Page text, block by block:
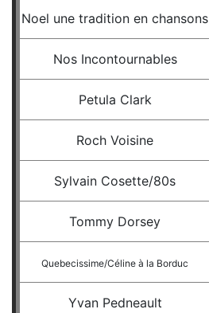
Noel une tradition en chansons
Nos Incontournables
Petula Clark
Roch Voisine
Sylvain Cosette/80s
Tommy Dorsey
Quebecissime/Céline à la Borduc
Yvan Pedneault